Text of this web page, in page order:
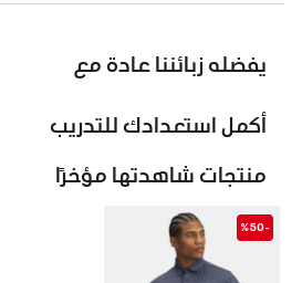
يفضله زبائننا عادة مع
أكمل استعدادك للتدريب
منتجات شاهدتها مؤخرًا
-%50